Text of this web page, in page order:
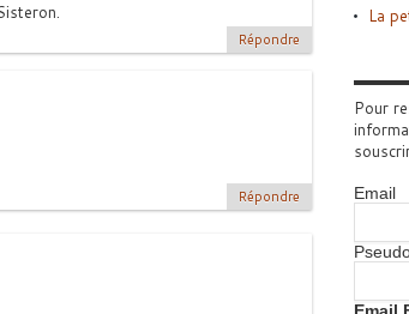
Répondre
Répondre
La
Pour
Email